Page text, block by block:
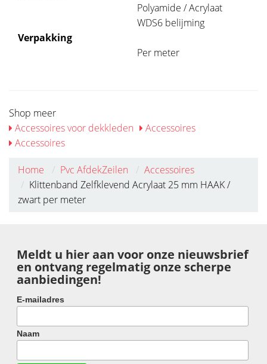
Polyamide / Acrylaat
WDS6 belijming
Verpakking
Per meter
Shop meer
Accessoires voor dekkleden
Accessoires
Accessoires
Home Pvc AfdekZeilen
Accessoires
Klittenband Zelfklevend Acrylaat 25 mm HAAK /
zwart per meter
Meldt u hier aan voor onze nieuwsbrief
en ontvang regelmatig onze scherpe
aanbiedingen!
E-mailadres
Naam